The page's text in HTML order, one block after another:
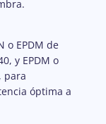
o EPDM de
y EPDM o
para
óptima a